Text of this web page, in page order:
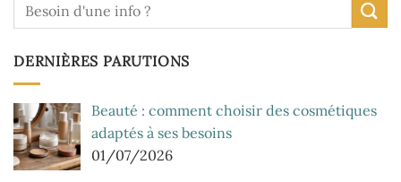
DERNIÈRES PARUTIONS
Beauté : comment choisir des cosmétiques
adaptés à ses besoins
01/07/2026